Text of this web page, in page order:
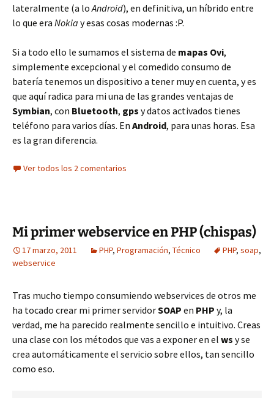
lateralmente (a loAndroid), en definitiva, un híbrido entre
lo que era Nokia y esas cosas modernas :P.
Si a todo ello le sumamos el sistema de mapas Ovi,
simplemente excepcional y el comedido consumo de
batería tenemos un dispositivo a tener muy en cuenta, y es
que aquí radica para mi una de las grandes ventajas de
Symbian, con Bluetooth, gps y datos activados tienes
teléfono para varios días. En Android, para unas horas. Esa
es la gran diferencia.
Ver todos los 2 comentarios
Mi primer webservice en PHP (chispas)
17 marzo, 2011 PHP, Programación, Técnico PHP, soap,
webservice
Tras mucho tiempo consumiendo webservices de otros me
ha tocado crear mi primer servidorSOAP en PHP y, la
verdad, me ha parecido realmente sencillo e intuitivo. Creas
una clase con los métodos que vas a exponer en el ws y se
crea automáticamente el servicio sobre ellos, tan sencillo
como eso.